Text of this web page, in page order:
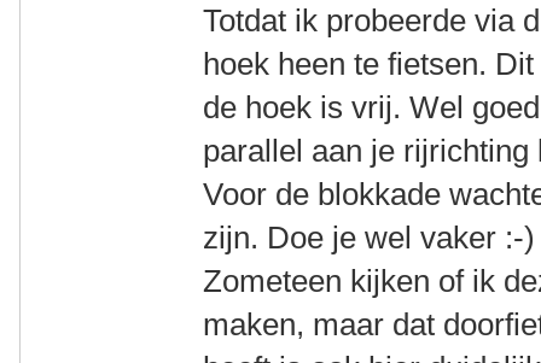
Totdat ik probeerde via
hoek heen te fietsen.
de hoek is vrij. Wel
parallel aan je
Voor de blokkade
zijn. Doe je wel vaker :-)
Zometeen kijken of ik
maken, maar dat